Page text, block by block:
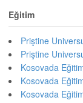
Eğitim
Priştine
Priştine
Kosovada
Kosovada
Kosovada